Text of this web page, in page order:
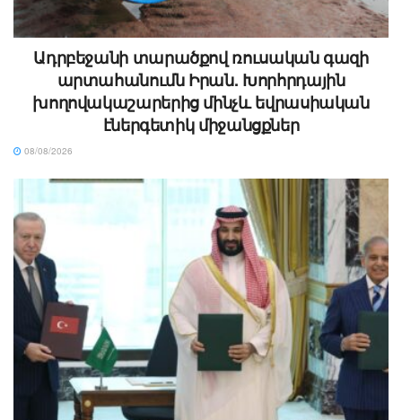
Ադրբեջանի տարածքով ռուսական գազի
արտահանումն Իրան. Խորհրդային
խողովակաշարերից մինչև եվրասիական
էներգետիկ միջանցքներ
08/08/2026